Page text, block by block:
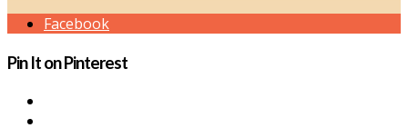
Facebook
Pin It on Pinterest